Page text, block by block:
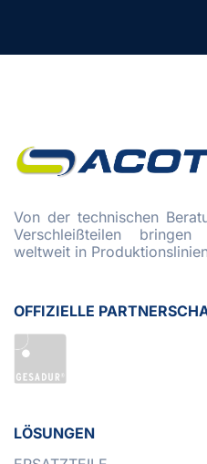
Von der technischen
Verschleißteilen bringen
weltweit in
OFFIZIELLE
LÖSUNGEN